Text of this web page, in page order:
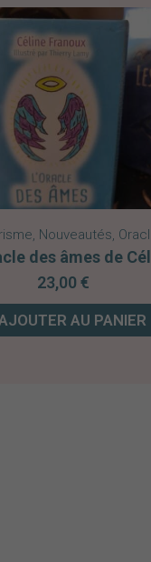
Nouveautés Oracles
23,00 €
AU PANIER